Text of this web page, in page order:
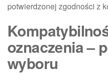
potwierdzonej zgodności z
oznaczenia –
wyboru